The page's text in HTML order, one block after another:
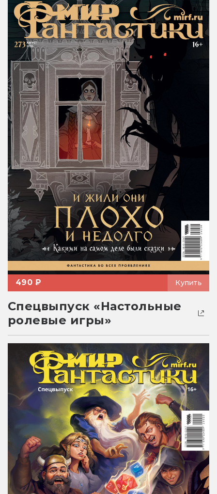
490 ₽ Купить
Спецвыпуск «Настольные
ролевые игры»